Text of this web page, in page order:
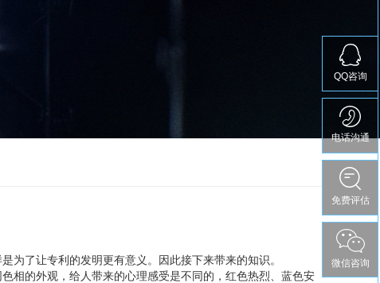
为了让专利的发明更有意义。因此接下来带来的知识。
相的外观，给人带来的心理感受是不同的，红色热烈、蓝色安
QQ咨询
电话沟通
免费评估
免费评估
微信咨询